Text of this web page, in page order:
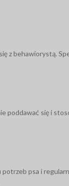
behawiorystą.
poddawać się i
psa i